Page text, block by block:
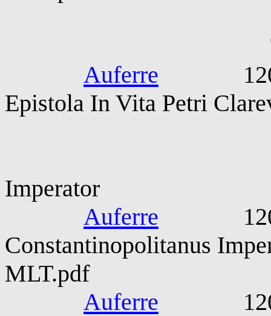
Thomas
Auferre 1203-
Epistola In Vita Petri
Imperator
Auferre 1204-
Constantinopolitanus
MLT.pdf
Auferre 1204-